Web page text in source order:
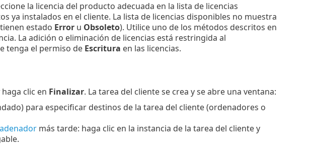
la licencia del producto adecuada en la lista de licencias
ya instalados en el cliente. La lista de licencias disponibles no muestra
estado Erroru Obsoleto). Utilice uno de los métodos descritos en
La adición o eliminación de licencias está restringida al
tenga el permiso de Escritura en las licencias.
clic en Finalizar. La tarea del cliente se crea y se abre una ventana:
para especificar destinos de la tarea del cliente (ordenadores o
más tarde: haga clic en la instancia de la tarea del cliente y